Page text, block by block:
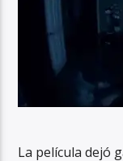
La película dejó